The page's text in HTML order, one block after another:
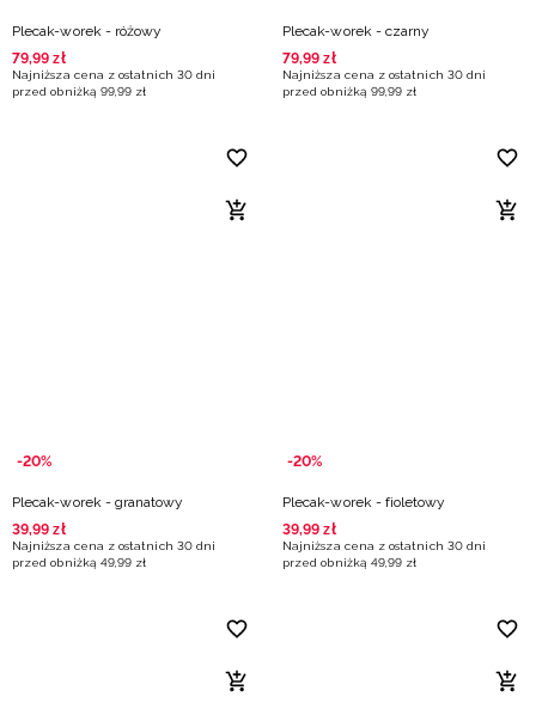
Plecak-worek - różowy
79,99 zł
Najniższa cena z ostatnich 30 dni
przed obniżką 99,99 zł
Plecak-worek - czarny
79,99 zł
Najniższa cena z ostatnich 30 dni
przed obniżką 99,99 zł
-20%
Plecak-worek - granatowy
39,99 zł
Najniższa cena z ostatnich 30 dni
przed obniżką 49,99 zł
-20%
Plecak-worek - fioletowy
39,99 zł
Najniższa cena z ostatnich 30 dni
przed obniżką 49,99 zł